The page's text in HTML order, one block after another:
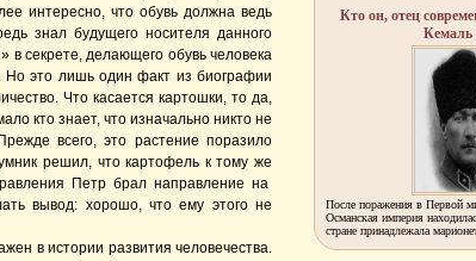
интересно, что обувь должна ведь
знал будущего носителя данного
в секрете, делающего обувь человека
Но это лишь один факт из биографии
Что касается картошки, то да,
кто знает, что изначально никто не
всего, это растение поразило
решил, что картофель к тому же
Петр брал направление на
вывод: хорошо, что ему этого не
в истории развития человечества.
Кто он, отец
После поражения в Первой
Османская империя
стране принадлежала